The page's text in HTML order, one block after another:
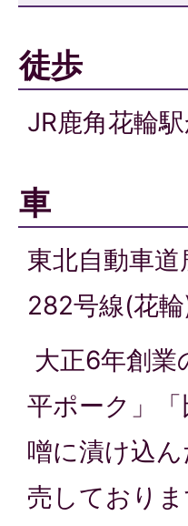
徒歩
JR鹿角花輪
車
東北自動車
282号線(花
大正6年創業
平ポーク」
噌に漬け込
売しており